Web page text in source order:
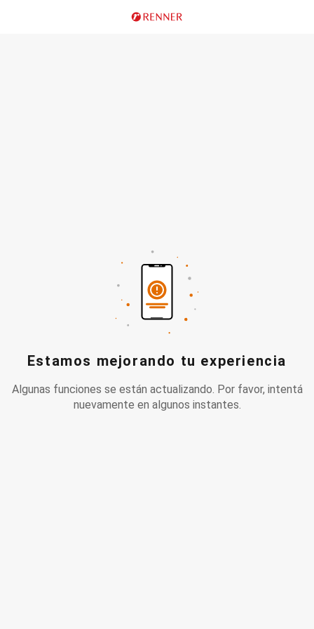
Estamos mejorando tu experiencia
Algunas funciones se están actualizando. Por favor, intentá
nuevamente en algunos instantes.